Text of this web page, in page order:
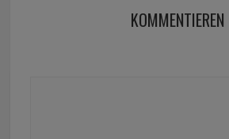
KOMMENTIEREN